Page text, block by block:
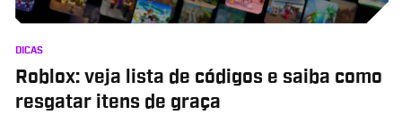
DICAS
Roblox: veja lista de códigos e saiba como
resgatar itens de graça